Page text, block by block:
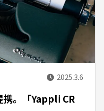
2025.3.6
携。「Yappli CR